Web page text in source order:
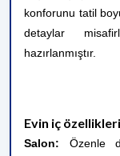
konforunu tatil
detaylar
hazırlanmıştır.
Evin iç özellikleri
Salon: Özenle